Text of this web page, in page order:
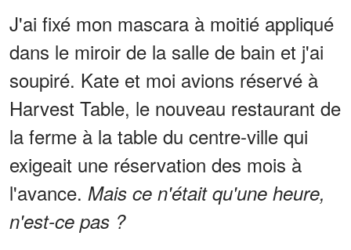
J'ai fixé mon mascara à moitié appliqué
dans le miroir de la salle de bain et j'ai
soupiré. Kate et moi avions réservé à
Harvest Table, le nouveau restaurant de
la ferme à la table du centre-ville qui
exigeait une réservation des mois à
l'avance. Mais ce n'était qu'une heure,
n'est-ce pas ?